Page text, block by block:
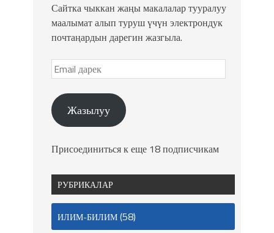
Сайтка чыккан жаңы макалалар тууралуу
маалымат алып туруш үчүн электрондук
почтаңардын дарегин жазгыла.
Жазылуу
Присоединиться к еще 18 подписчикам
РУБРИКАЛАР
ИЛИМ-БИЛИМ(58)